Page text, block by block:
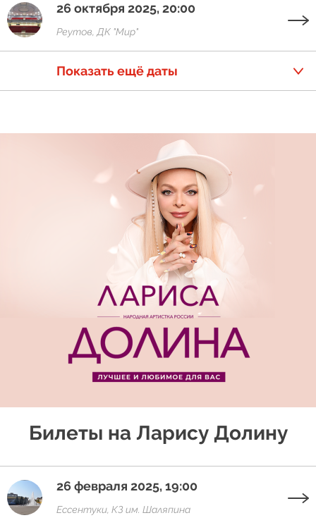
26 октября 2025, 20:00
Реутов, ДК "Мир"
Показать ещё даты
Билеты на Ларису Долину
26 февраля 2025, 19:00
Ессентуки, КЗ им. Шаляпина